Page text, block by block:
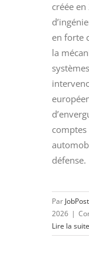
créée
en forte
la
Par
2026 |
Lire la suite